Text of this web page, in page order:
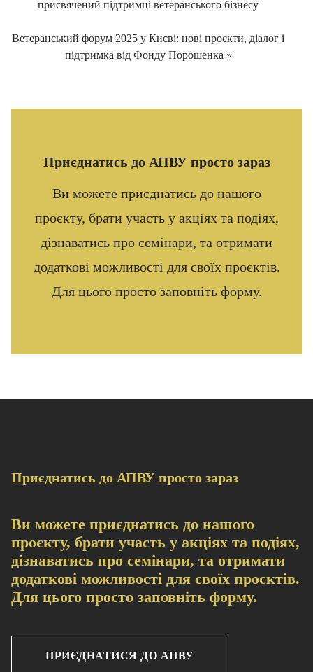
присвячений підтримці ветеранського бізнесу
Ветеранський форум 2025 у Києві: нові проєкти, діалог і
підтримка від Фонду Порошенка»
Приєднатись до АПВУ просто зараз
Ви можете приєднатись до нашого
проєкту, брати участь у акціях та подіях,
дізнаватись про семінари, та отримати
додаткові можливості для своїх проєктів.
Для цього просто заповніть форму.
Приєднатись до АПВУ просто зараз
Ви можете приєднатись до нашого
проєкту, брати участь у акціях та подіях,
дізнаватись про семінари, та отримати
додаткові можливості для своїх проєктів.
Для цього просто заповніть форму.
ПРИЄДНАТИСЯ ДО АПВУ